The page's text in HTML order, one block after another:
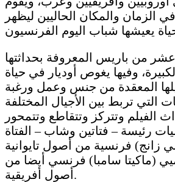
الزمان والمكان الحاليين ليظهر
عشر من باريس المعروفة بحداثتها
وفيها يغوص أوديار في حياة
المعقدة من جنس وعمل ورغبة
التي تربط بين الأجيال المختلفة
الفيلم وتتركز وتتقاطع وتتمحور
رئيسة – فتاتين وشاب – الفتاة
زانج) فرنسية من أصول تايوانية
(ماكيتا سامبا) فرنسي أيضا من
أصول أفريقية.